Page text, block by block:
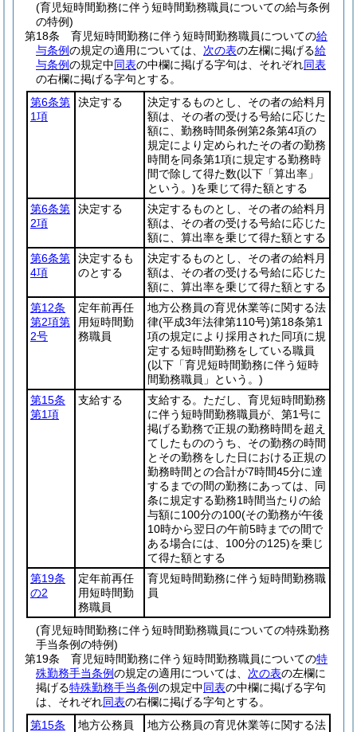
(育児短時間勤務に伴う短時間勤務職員についての給与条例
の特例)
第18条
育児短時間勤務に伴う短時間勤務職員についての給
与条例の規定の適用については、 次の表の左欄に掲げる給
与条例の規定中同表の中欄に掲げる字句は、それぞれ同表
の右欄に掲げる字句とする。
第6条第
1項
決定する
決定するものとし、その者の給料月
額は、その者の受ける号給に応じた
額に、勤務時間条例第2条第4項の
規定により定められたその者の勤務
時間を同条第1項に規定する勤務時
間で除して得た数(以下「算出率」
という。)を乗じて得た額とする
第6条第
2項
決定する
決定するものとし、その者の給料月
額は、その者の受ける号給に応じた
額に、算出率を乗じて得た額とする
第6条第
4項
決定するも
のとする
決定するものとし、その者の給料月
額は、その者の受ける号給に応じた
額に、算出率を乗じて得た額とする
第12条
第2項第
2号
定年前再任
用短時間勤
務職員
地方公務員の育児休業等に関する法
律(平成3年法律第110号)第18条第1
項の規定により採用された同項に規
定する短時間勤務をしている職員
(以下「育児短時間勤務に伴う短時
間勤務職員」という。)
第15条
第1項
支給する
支給する。ただし、育児短時間勤務
に伴う短時間勤務職員が、第1号に
掲げる勤務で正規の勤務時間を超え
てしたもののうち、その勤務の時間
とその勤務をした日における正規の
勤務時間との合計が7時間45分に達
するまでの間の勤務にあっては、同
条に規定する勤務1時間当たりの給
与額に100分の100(その勤務が午後
10時から翌日の午前5時までの間で
ある場合には、100分の125)を乗じ
て得た額とする
第19条
の2
定年前再任
用短時間勤
務職員
育児短時間勤務に伴う短時間勤務職
員
(育児短時間勤務に伴う短時間勤務職員についての特殊勤務
手当条例の特例)
第19条
育児短時間勤務に伴う短時間勤務職員についての特
殊勤務手当条例の規定の適用については、 次の表の左欄に
掲げる特殊勤務手当条例の規定中同表の中欄に掲げる字句
は、それぞれ同表の右欄に掲げる字句とする。
第15条
地方公務員
地方公務員の育児休業等に関する法